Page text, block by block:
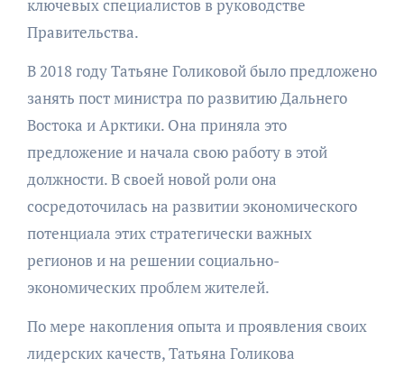
ключевых специалистов в руководстве
Правительства.
В 2018 году Татьяне Голиковой было предложено
занять пост министра по развитию Дальнего
Востока и Арктики. Она приняла это
предложение и начала свою работу в этой
должности. В своей новой роли она
сосредоточилась на развитии экономического
потенциала этих стратегически важных
регионов и на решении социально-
экономических проблем жителей.
По мере накопления опыта и проявления своих
лидерских качеств, Татьяна Голикова